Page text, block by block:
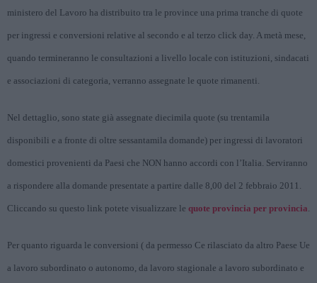
ministero del Lavoro ha distribuito tra le province una prima tranche di quote
per ingressi e conversioni relative al secondo e al terzo click day. A metà mese,
quando termineranno le consultazioni a livello locale con istituzioni, sindacati
e associazioni di categoria, verranno assegnate le quote rimanenti.
Nel dettaglio, sono state già assegnate diecimila quote (su trentamila
disponibili e a fronte di oltre sessantamila domande) per ingressi di lavoratori
domestici provenienti da Paesi che NON hanno accordi con l’Italia. Serviranno
a rispondere alla domande presentate a partire dalle 8,00 del 2 febbraio 2011.
Cliccando su questo link potete visualizzare le quote provincia per provincia.
Per quanto riguarda le conversioni ( da permesso Ce rilasciato da altro Paese Ue
a lavoro subordinato o autonomo, da lavoro stagionale a lavoro subordinato e